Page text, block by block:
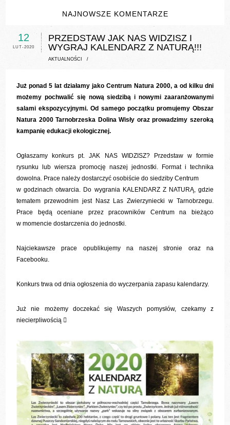
NAJNOWSZE KOMENTARZE
12
LUT-2020
PRZEDSTAW JAK NAS WIDZISZ I
WYGRAJ KALENDARZ Z NATURĄ!!!
AKTUALNOŚCI /
Już ponad 5 lat działamy jako Centrum Natura 2000, a od kilku dni
możemy pochwalić się nową siedzibą i nowymi zaaranżowanymi
salami ekspozycyjnymi. Od samego początku promujemy Obszar
Natura 2000 Tarnobrzeska Dolina Wisły oraz prowadzimy szeroką
kampanię edukacji ekologicznej.
Ogłaszamy konkurs pt. JAK NAS WIDZISZ? Przedstaw w formie
rysunku lub wiersza promocję naszej jednostki. Format i technika
dowolna. Prace należy dostarczyć osobiście do siedziby Centrum
w godzinach otwarcia. Do wygrania KALENDARZ Z NATURĄ, gdzie
tematem przewodnim jest Nasz Las Zwierzyniecki w Tarnobrzegu.
Prace będą oceniane przez pracowników Centrum na bieżąco
w momencie dostarczenia do jednostki.
Najciekawsze prace opublikujemy na naszej stronie oraz na
Facebooku.
Konkurs trwa od dnia ogłoszenia do wyczerpania zapasu kalendarzy.
Już nie możemy doczekać się Waszych pomysłów, czekamy z
niecierpliwością 